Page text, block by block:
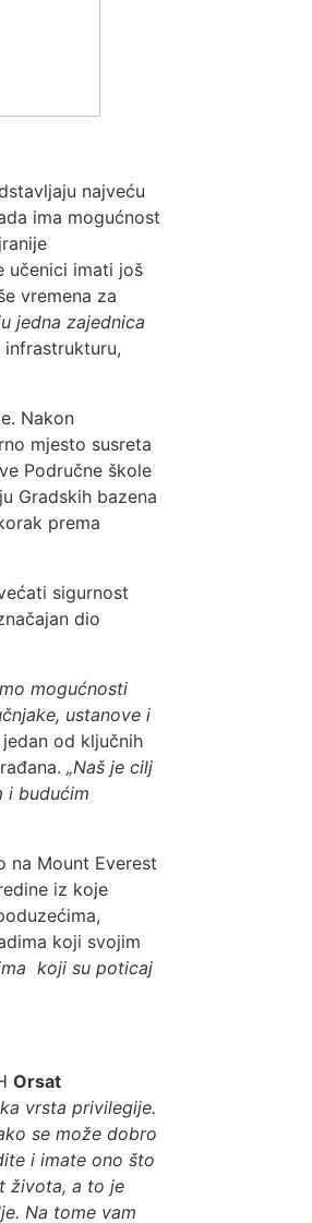
najveću
ima mogućnost
učenici imati još
vremena za
jedna zajednica
Nakon
mjesto susreta
Područne škole
Gradskih bazena
prema
sigurnost
dio
mogućnosti
ustanove i
od ključnih
„Naš je cilj
i budućim
na Mount Everest
iz koje
koji svojim
koji su poticaj
Orsat
vrsta privilegije.
se može dobro
i imate ono što
života, a to je
Na tome vam